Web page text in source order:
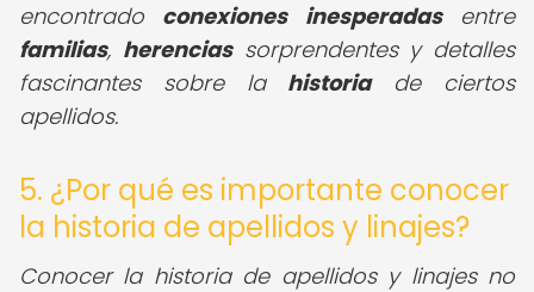
encontrado conexiones inesperadasentre
familias, herenciassorprendentes y detalles
fascinantes sobre la historiade ciertos
apellidos.
5. ¿Por qué es importante conocer
la historia de apellidos y linajes?
Conocer la historia de apellidos y linajes no